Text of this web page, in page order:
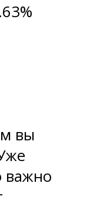
вы
важно